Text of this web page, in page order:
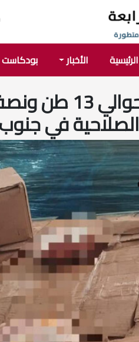
الرئيسية الأخبار بودكاست
ضبط حوالي
الصلاحية في